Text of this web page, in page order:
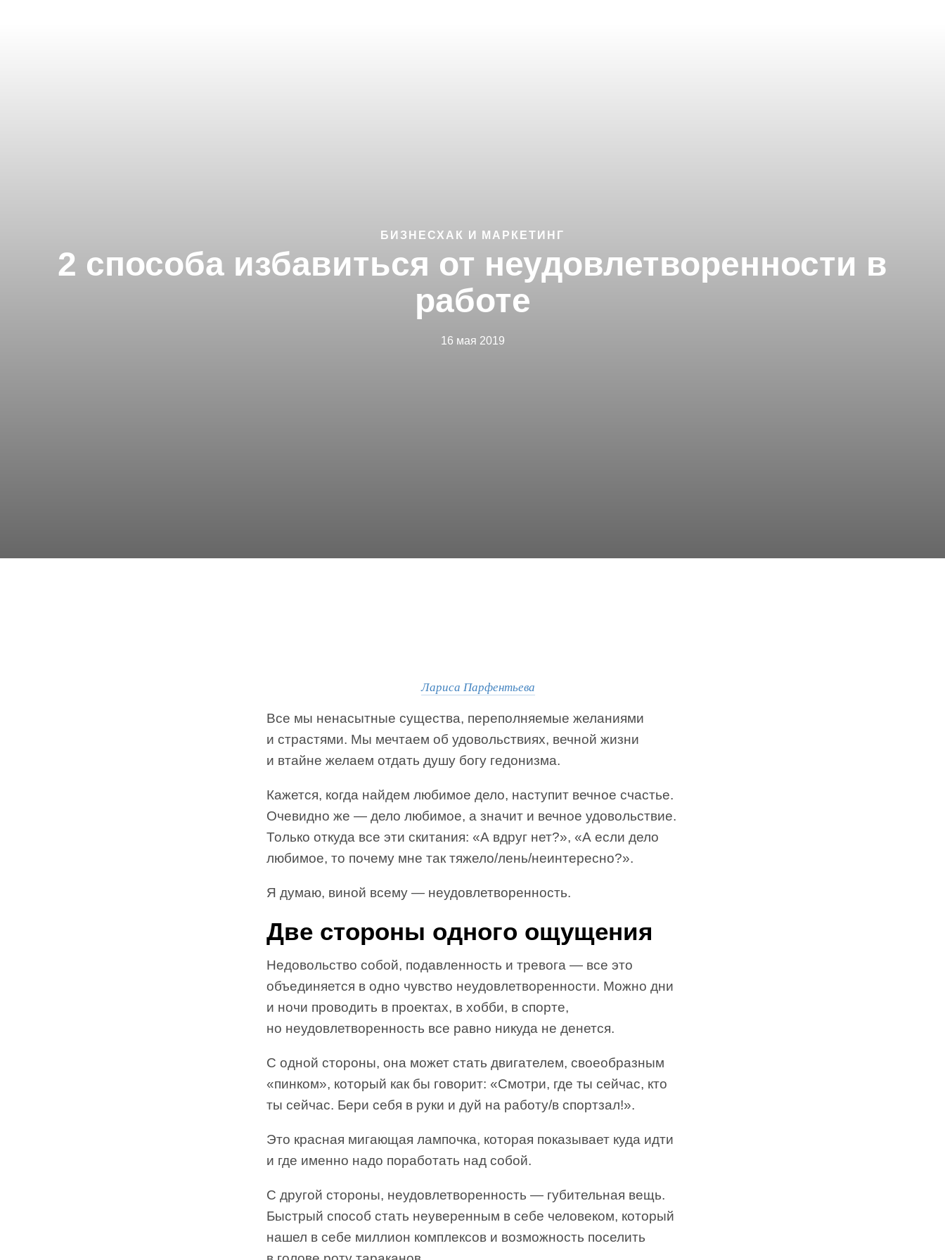
БИЗНЕСХАК И МАРКЕТИНГ
2 способа избавиться от неудовлетворенности в
работе
16 мая 2019
Лариса Парфентьева
Все мы ненасытные существа, переполняемые желаниями
и страстями. Мы мечтаем об удовольствиях, вечной жизни
и втайне желаем отдать душу богу гедонизма.
Кажется, когда найдем любимое дело, наступит вечное счастье.
Очевидно же — дело любимое, а значит и вечное удовольствие.
Только откуда все эти скитания: «А вдруг нет?», «А если дело
любимое, то почему мне так тяжело/лень/неинтересно?».
Я думаю, виной всему — неудовлетворенность.
Две стороны одного ощущения
Недовольство собой, подавленность и тревога — все это
объединяется в одно чувство неудовлетворенности. Можно дни
и ночи проводить в проектах, в хобби, в спорте,
но неудовлетворенность все равно никуда не денется.
С одной стороны, она может стать двигателем, своеобразным
«пинком», который как бы говорит: «Смотри, где ты сейчас, кто
ты сейчас. Бери себя в руки и дуй на работу/в спортзал!».
Это красная мигающая лампочка, которая показывает куда идти
и где именно надо поработать над собой.
С другой стороны, неудовлетворенность — губительная вещь.
Быстрый способ стать неуверенным в себе человеком, который
нашел в себе миллион комплексов и возможность поселить